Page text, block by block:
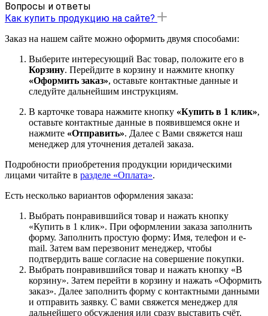
Вопросы и ответы
Как купить продукцию на сайте?
Заказ на нашем сайте можно оформить двумя способами:
Выберите интересующий Вас товар, положите его в
Корзину. Перейдите в корзину и нажмите кнопку
«Оформить заказ», оставьте контактные данные и
следуйте дальнейшим инструкциям.
В карточке товара нажмите кнопку «Купить в 1 клик»,
оставьте контактные данные в появившемся окне и
нажмите «Отправить». Далее с Вами свяжется наш
менеджер для уточнения деталей заказа.
Подробности приобретения продукции юридическими
лицами читайте в разделе «Оплата».
Есть несколько вариантов оформления заказа:
Выбрать понравившийся товар и нажать кнопку
«Купить в 1 клик». При оформлении заказа заполнить
форму. Заполнить простую форму: Имя, телефон и e-
mail. Затем вам перезвонит менеджер, чтобы
подтвердить ваше согласие на совершение покупки.
Выбрать понравившийся товар и нажать кнопку «В
корзину». Затем перейти в корзину и нажать «Оформить
заказ». Далее заполнить форму с контактными данными
и отправить заявку. С вами свяжется менеджер для
дальнейшего обсуждения или сразу выставить счёт.